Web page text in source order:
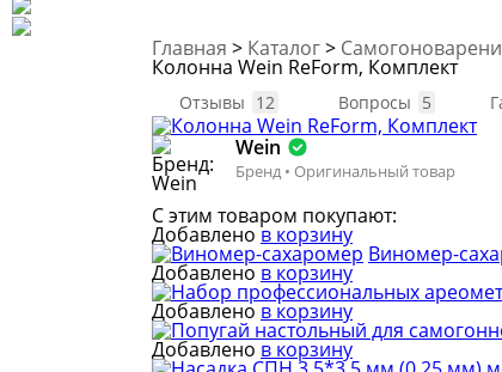
Главная > Каталог>
Колонна Wein ReForm, Комплект
Отзывы 12 Вопросы 5
Wein
Бренд • Оригинальный товар
С этим товаром покупают:
Добавлено в корзину
Виномер-
Добавлено в корзину
Добавлено в корзину
Добавлено в корзину